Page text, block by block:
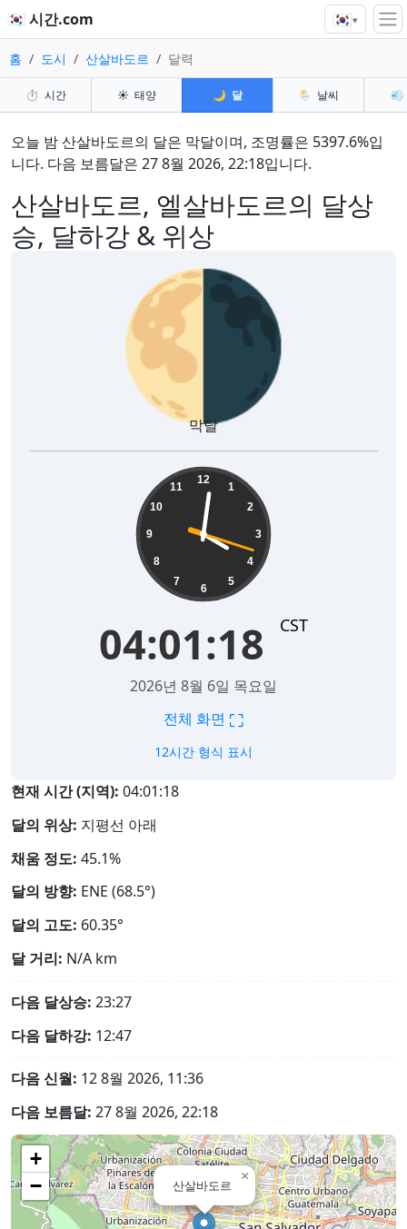
🇰🇷 시간.com 🇰🇷▾
홈 도시 산살바도르 달력
⏱️ 시간 ☀️ 태양 🌙 달 🌦️ 날씨 💨
산살바도르, 엘살바도르의 달상
승, 달하강 & 위상
오늘 밤 산살바도르의 달은 막달이며, 조명률은 5397.6%입
니다. 다음 보름달은 27 8월 2026, 22:18입니다.
🌗
막달
12
1
2
3
4
5
6
7
8
9
10
11
04:01:19 CST
2026년 8월 6일 목요일
전체 화면 ⛶
12시간 형식 표시
현재 시간 (지역): 04:01:19
달의 위상: 지평선 아래
채움 정도: 45.1%
달의 방향: ENE (68.5°)
달의 고도: 60.35°
달 거리: N/A km
다음 달상승: 23:27
다음 달하강: 12:47
다음 신월: 12 8월 2026, 11:36
다음 보름달: 27 8월 2026, 22:18
산살바도르
×
+
−